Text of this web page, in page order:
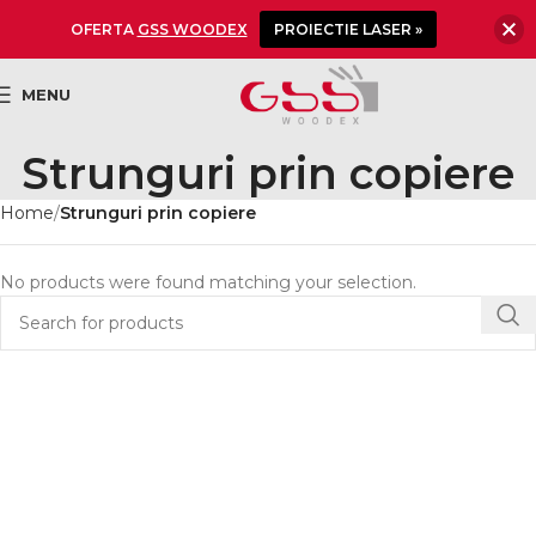
MENU
Strunguri prin copiere
Home Strunguri prin copiere
No products were found matching your selection.
OFERTA GSS WOODEX PROIECTIE LASER »